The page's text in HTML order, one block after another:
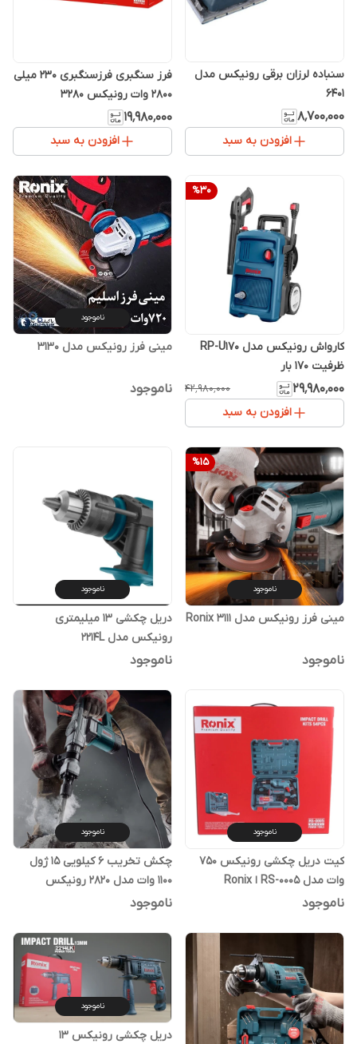
سنباده لرزان برقی رونیکس مدل
6401
۸٬۷۰۰٬۰۰۰
افزودن به سبد
فرز سنگبری فرزسنگبری 230 میلی
2800 وات رونیکس 3280
۱۹٬۹۸۰٬۰۰۰
افزودن به سبد
%30
کارواش رونیکس مدل RP-U170
ظرفیت ۱۷۰ بار
۲۹٬۹۸۰٬۰۰۰ ۴۲٬۹۸۰٬۰۰۰
افزودن به سبد
ناموجود
مینی فرز رونیکس مدل 3130
ناموجود
%15
ناموجود
مینی فرز رونیکس مدل Ronix 3111
ناموجود
ناموجود
دریل چکشی ۱۳ میلیمتری
رونیکس مدل 2214L
ناموجود
ناموجود
کیت دریل چکشی رونیکس 750
وات مدل RS-0005 ا Ronix
ناموجود
ناموجود
چکش تخریب 6 کیلویی 15 ژول
1100 وات مدل 2820 رونیکس
ناموجود
ناموجود
دریل چکشی رونیکس 13